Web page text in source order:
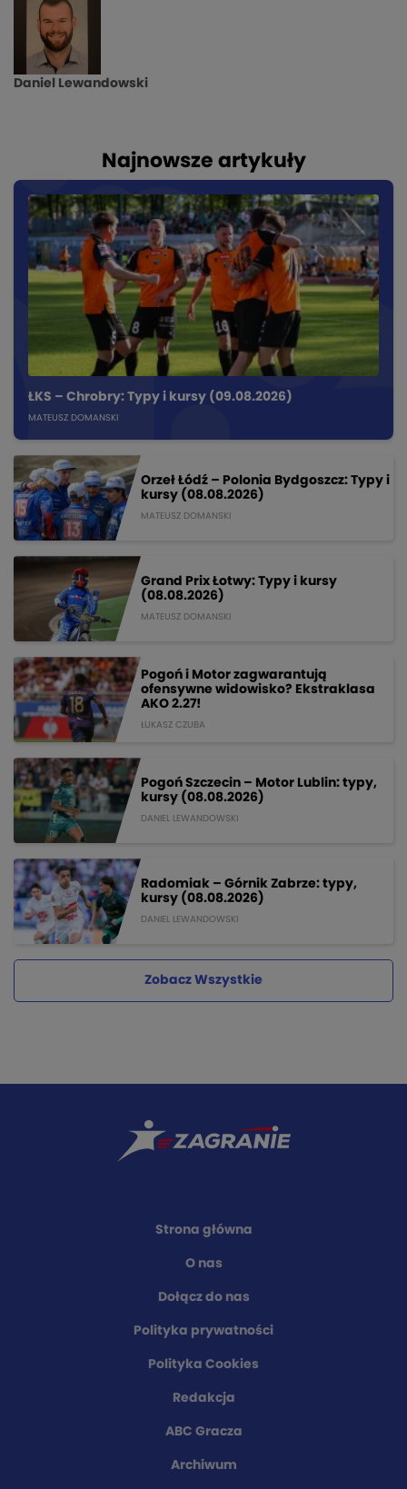
Daniel Lewandowski
Najnowsze artykuły
ŁKS – Chrobry: Typy i kursy (09.08.2026)
MATEUSZ DOMANSKI
Orzeł Łódź – Polonia Bydgoszcz: Typy i
kursy (08.08.2026)
MATEUSZ DOMANSKI
Grand Prix Łotwy: Typy i kursy
(08.08.2026)
MATEUSZ DOMANSKI
Pogoń i Motor zagwarantują
ofensywne widowisko? Ekstraklasa
AKO 2.27!
ŁUKASZ CZUBA
Pogoń Szczecin – Motor Lublin: typy,
kursy (08.08.2026)
DANIEL LEWANDOWSKI
Radomiak – Górnik Zabrze: typy,
kursy (08.08.2026)
DANIEL LEWANDOWSKI
Zobacz Wszystkie
Strona główna
O nas
Dołącz do nas
Polityka prywatności
Polityka Cookies
Redakcja
ABC Gracza
Archiwum